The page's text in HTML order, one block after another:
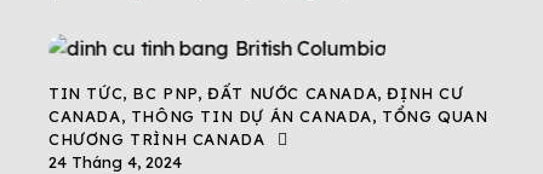
TIN TỨC, BC PNP,ĐẤT NƯỚC CANADA,ĐỊNH CƯ
CANADA, THÔNG TIN DỰ ÁN CANADA, TỔNG QUAN
CHƯƠNG TRÌNH CANADA
24 Tháng 4, 2024